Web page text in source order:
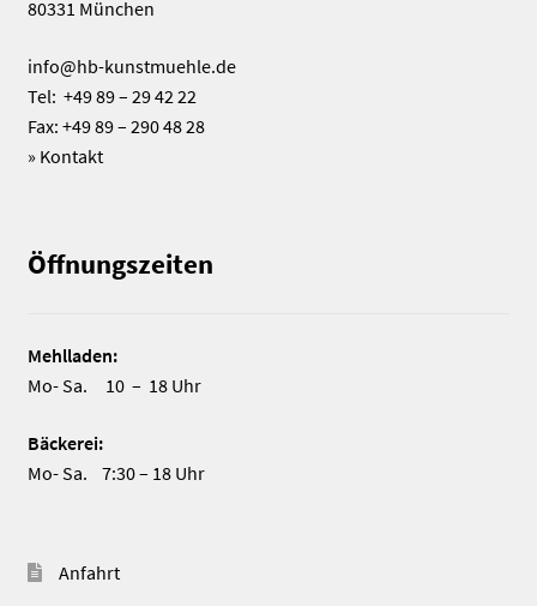
80331 München
info@hb-kunstmuehle.de
Tel: +49 89 – 29 42 22
Fax: +49 89 – 290 48 28
» Kontakt
Öffnungszeiten
Mehlladen:
Mo- Sa. 10 – 18 Uhr
Bäckerei:
Mo- Sa. 7:30 – 18 Uhr
Anfahrt